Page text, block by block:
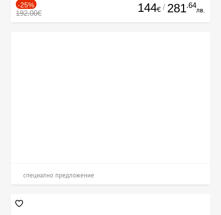
-25%
192.00€ 144€ / 281.64
лв.
специално предложение